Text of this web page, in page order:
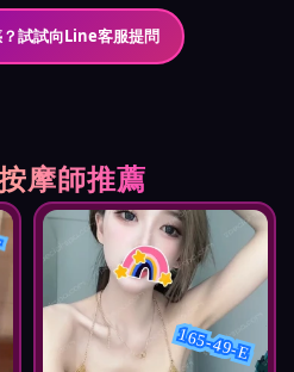
試試向Line客服提問
摩師推薦
165-49-E